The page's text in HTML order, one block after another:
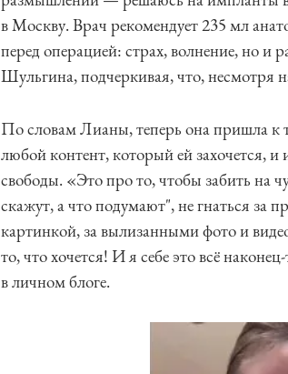
в Москву. Врач рекомендует 235 мл
перед операцией: страх, волнение, но
Шульгина, подчеркивая, что, несмотря
По словам Лианы, теперь она пришла к
любой контент, который ей захочется,
свободы. «Это про то, чтобы забить на
скажут, а что подумают", не гнаться за
картинкой, за вылизанными фото и
то, что хочется! И я себе это всё
в личном блоге.